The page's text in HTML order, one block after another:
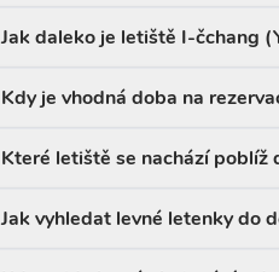
Jak daleko je letiště I-čchang
Kdy je vhodná doba na
Které letiště se nachází poblíž
Jak vyhledat levné letenky do